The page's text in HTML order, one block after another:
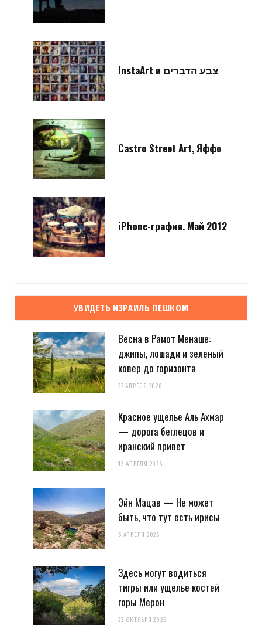
InstaArt и צבע הדברים
Castro Street Art, Яффо
iPhone-графия. Май 2012
УВИДЕТЬ ИЗРАИЛЬ ПЕШКОМ
Весна в Рамот Менаше:
джипы, лошади и зеленый
ковер до горизонта
27 АПРЕЛЯ 2026
Красное ущелье Аль Ахмар
— дорога беглецов и
иранский привет
13 АПРЕЛЯ 2026
Эйн Мацав — Не может
быть, что тут есть ирисы
5 АПРЕЛЯ 2026
Здесь могут водиться
тигры или ущелье костей
горы Мерон
23 ОКТЯБРЯ 2025